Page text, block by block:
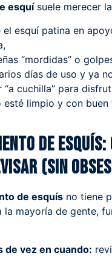
esquísuele merecer
el esquí patina en
“mordidas” o
días de uso y ya
“a cuchilla” para
esté limpio y con buen
de esquís:
(sin
de esquís no tiene
la mayoría de gente,
de vez en cuando: